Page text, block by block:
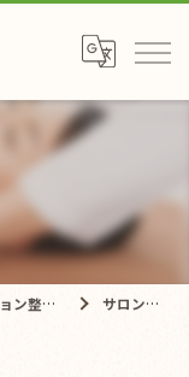
袖ケ浦でリラクゼーションならリラクゼーション整体Re.Body サロン紹介